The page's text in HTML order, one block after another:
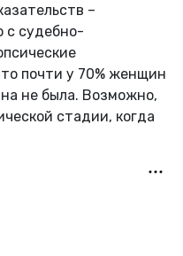
–
с судебно-
почти у 70% женщин
не была. Возможно,
стадии, когда